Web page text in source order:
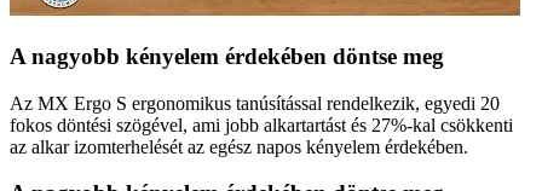
A nagyobb kényelem érdekében döntse meg
Az MX Ergo S ergonomikus tanúsítással rendelkezik, egyedi 20
fokos döntési szögével, ami jobb alkartartást és 27%-kal csökkenti
az alkar izomterhelését az egész napos kényelem érdekében.